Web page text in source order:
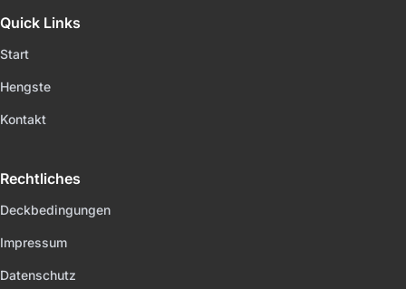
Quick Links
Start
Hengste
Kontakt
Rechtliches
Deckbedingungen
Impressum
Datenschutz